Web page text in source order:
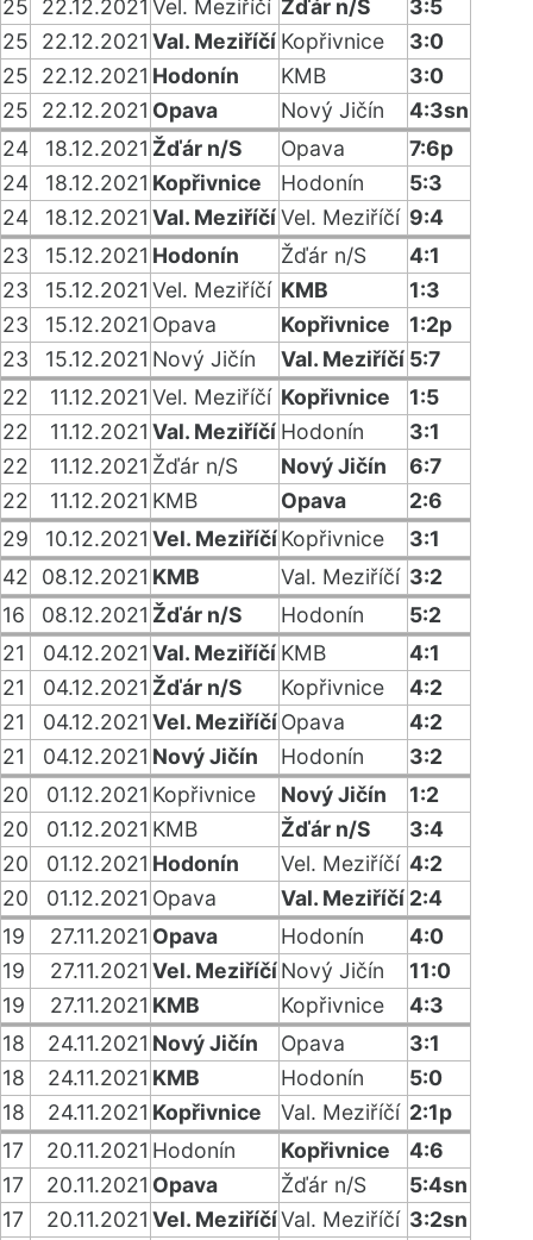
25 22.12.2021 Vel. Meziříčí Žďár n/S
3:5
25
22.12.2021 Val. Meziříčí Kopřivnice
3:0
25
22.12.2021 Hodonín KMB
3:0
25
22.12.2021 Opava Nový Jičín
4:3sn
24
18.12.2021 Žďár n/S Opava
7:6p
24
18.12.2021 Kopřivnice Hodonín
5:3
24
18.12.2021 Val. MeziříčíVel. Meziříčí 9:4
23
15.12.2021 Hodonín Žďár n/S
4:1
23
15.12.2021 Vel. Meziříčí KMB
1:3
23
15.12.2021 Opava Kopřivnice
1:2p
23
15.12.2021 Nový Jičín Val. Meziříčí 5:7
22
11.12.2021 Vel. Meziříčí Kopřivnice
1:5
22
11.12.2021 Val. Meziříčí Hodonín
3:1
22
11.12.2021 Žďár n/S Nový Jičín
6:7
22
11.12.2021 KMB Opava
2:6
29
10.12.2021 Vel. MeziříčíKopřivnice
3:1
42
08.12.2021 KMB Val. Meziříčí 3:2
16
08.12.2021 Žďár n/S Hodonín
5:2
21
04.12.2021 Val. Meziříčí KMB
4:1
21
04.12.2021 Žďár n/S Kopřivnice
4:2
21
04.12.2021 Vel. MeziříčíOpava
4:2
21
04.12.2021 Nový Jičín Hodonín
3:2
20
01.12.2021 Kopřivnice Nový Jičín
1:2
20
01.12.2021 KMB Žďár n/S
3:4
20
01.12.2021 Hodonín Vel. Meziříčí 4:2
20
01.12.2021 Opava Val. Meziříčí 2:4
19
27.11.2021 Opava Hodonín
4:0
19
27.11.2021 Vel. MeziříčíNový Jičín
11:0
19
27.11.2021 KMB Kopřivnice
4:3
18
24.11.2021 Nový Jičín Opava
3:1
18
24.11.2021 KMB Hodonín
5:0
18
24.11.2021 Kopřivnice Val. Meziříčí 2:1p
17
20.11.2021 Hodonín Kopřivnice
4:6
17
20.11.2021 Opava Žďár n/S
5:4sn
17
20.11.2021 Vel. MeziříčíVal. Meziříčí 3:2sn